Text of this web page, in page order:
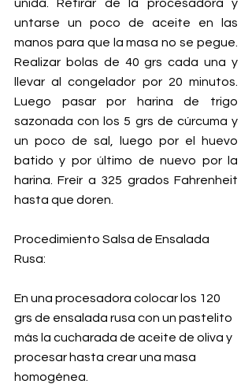
unida. Retirar de la procesadora y
untarse un poco de aceite en las
manos para que la masa no se pegue.
Realizar bolas de 40 grs cada una y
llevar al congelador por 20 minutos.
Luego pasar por harina de trigo
sazonada con los 5 grs de cúrcuma y
un poco de sal, luego por el huevo
batido y por último de nuevo por la
harina. Freír a 325 grados Fahrenheit
hasta que doren.
Procedimiento Salsa de Ensalada
Rusa:
En una procesadora colocar los 120
grs de ensalada rusa con un pastelito
más la cucharada de aceite de oliva y
procesar hasta crear una masa
homogénea.